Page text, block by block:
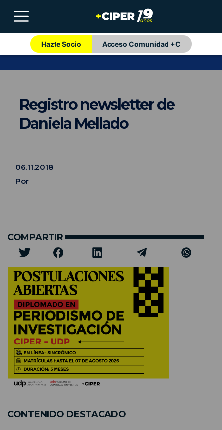
Hazte Socio Acceso Comunidad +C
Registro newsletter de
Daniela Mellado
06.11.2018
Por
COMPARTIR
CONTENIDO DESTACADO